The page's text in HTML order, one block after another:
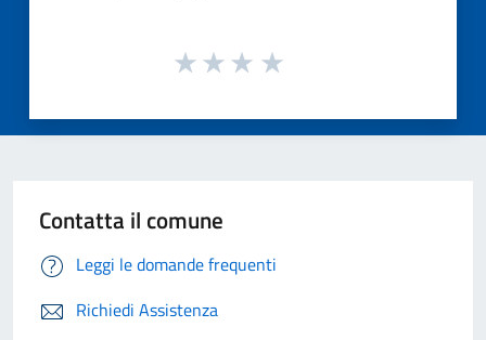
Contatta il comune
Leggi le domande frequenti
Richiedi Assistenza